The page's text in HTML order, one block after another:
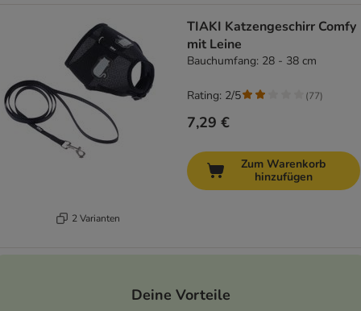
2 Varianten
TIAKI Katzengeschirr Comfy
mit Leine
Bauchumfang: 28 - 38 cm
7,29 €
Rating: 2/5 (77)
Zum Warenkorb
hinzufügen
Deine Vorteile